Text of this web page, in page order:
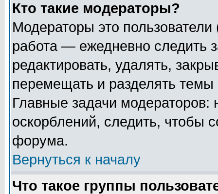
Кто такие модераторы?
Модераторы это
работа — ежедневно следить
редактировать, удалять,
перемещать и разделять
Главные задачи
оскорблений, следить, чтобы
форума.
Вернуться к началу
Что такое группы